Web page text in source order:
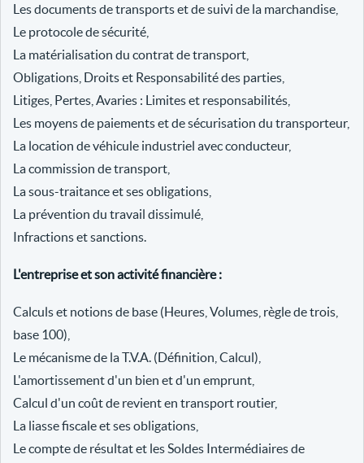
Les documents de transports et de suivi de la marchandise,
Le protocole de sécurité,
La matérialisation du contrat de transport,
Obligations, Droits et Responsabilité des parties,
Litiges, Pertes, Avaries : Limites et responsabilités,
Les moyens de paiements et de sécurisation du transporteur,
La location de véhicule industriel avec conducteur,
La commission de transport,
La sous-traitance et ses obligations,
La prévention du travail dissimulé,
Infractions et sanctions.
L'entreprise et son activité financière :
Calculs et notions de base (Heures, Volumes, règle de trois,
base 100),
Le mécanisme de la T.V.A. (Définition, Calcul),
L'amortissement d'un bien et d'un emprunt,
Calcul d'un coût de revient en transport routier,
La liasse fiscale et ses obligations,
Le compte de résultat et les Soldes Intermédiaires de